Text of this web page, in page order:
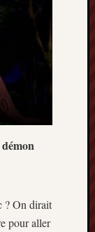
? On dirait
pour aller